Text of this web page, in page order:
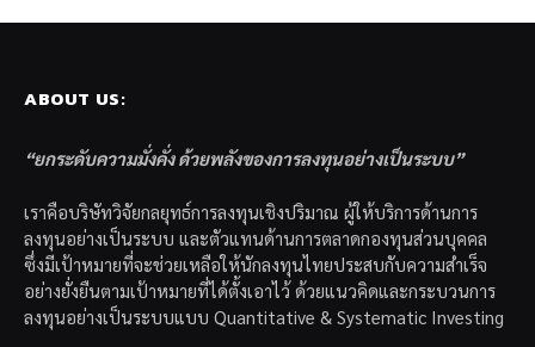
ABOUT US:
“ยกระดับความมั่งคั่ง ด้วยพลังของการลงทุนอย่างเป็นระบบ”
เราคือบริษัทวิจัยกลยุทธ์การลงทุนเชิงปริมาณ ผู้ให้บริการด้านการ
ลงทุนอย่างเป็นระบบ และตัวแทนด้านการตลาดกองทุนส่วนบุคคล
ซึ่งมีเป้าหมายที่จะช่วยเหลือให้นักลงทุนไทยประสบกับความสำเร็จ
อย่างยั่งยืนตามเป้าหมายที่ได้ตั้งเอาไว้ ด้วยแนวคิดและกระบวนการ
ลงทุนอย่างเป็นระบบแบบ Quantitative & Systematic Investing